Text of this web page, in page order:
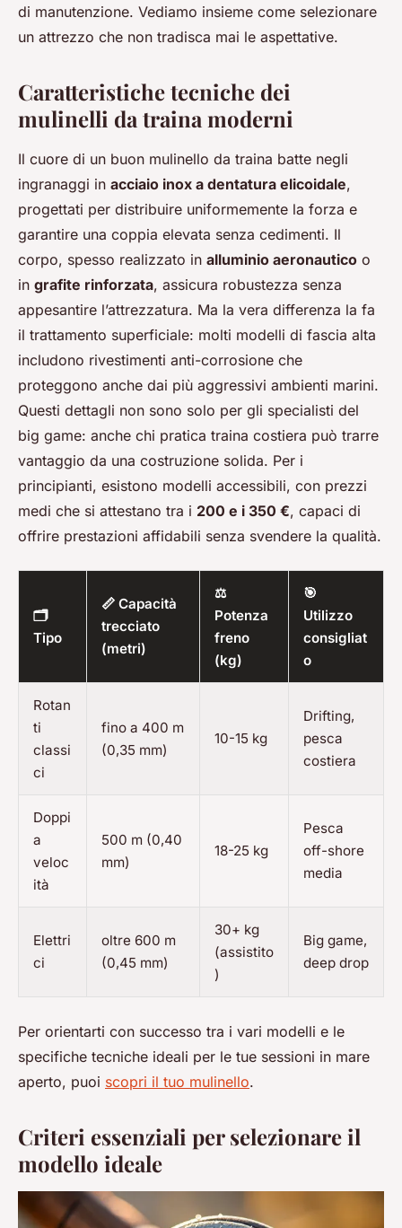
di manutenzione. Vediamo insieme come selezionare
un attrezzo che non tradisca mai le aspettative.
Caratteristiche tecniche dei
mulinelli da traina moderni
Il cuore di un buon mulinello da traina batte negli
ingranaggi in acciaio inox a dentatura elicoidale,
progettati per distribuire uniformemente la forza e
garantire una coppia elevata senza cedimenti. Il
corpo, spesso realizzato in alluminio aeronautico o
in grafite rinforzata, assicura robustezza senza
appesantire l’attrezzatura. Ma la vera differenza la fa
il trattamento superficiale: molti modelli di fascia alta
includono rivestimenti anti-corrosione che
proteggono anche dai più aggressivi ambienti marini.
Questi dettagli non sono solo per gli specialisti del
big game: anche chi pratica traina costiera può trarre
vantaggio da una costruzione solida. Per i
principianti, esistono modelli accessibili, con prezzi
medi che si attestano tra i 200 e i 350 €, capaci di
offrire prestazioni affidabili senza svendere la qualità.
🗂️
Tipo
📏 Capacità
trecciato
(metri)
⚖️
Potenza
freno
(kg)
🎯
Utilizzo
consigliat
o
Rotan
ti
classi
ci
fino a 400 m
(0,35 mm)
10-15 kg
Drifting,
pesca
costiera
Doppi
a
veloc
ità
500 m (0,40
mm)
18-25 kg
Pesca
off-shore
media
Elettri
ci
oltre 600 m
(0,45 mm)
30+ kg
(assistito
)
Big game,
deep drop
Per orientarti con successo tra i vari modelli e le
specifiche tecniche ideali per le tue sessioni in mare
aperto, puoi scopri il tuo mulinello.
Criteri essenziali per selezionare il
modello ideale